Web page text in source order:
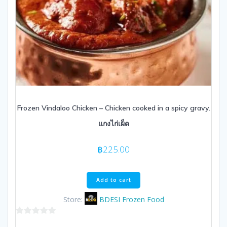
Frozen Vindaloo Chicken – Chicken cooked in a spicy gravy.
แกงไก่เผ็ด
฿225.00
Add to cart
Store: BDESI Frozen Food